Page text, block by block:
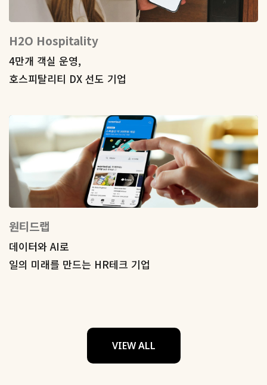
H2O Hospitality
4만개 객실 운영,
호스피탈리티 DX 선도 기업
원티드랩
데이터와 AI로
일의 미래를 만드는 HR테크 기업
VIEW ALL